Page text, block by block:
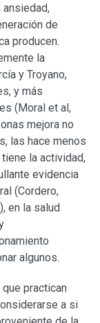
de
producen.
la
y Troyano,
y más
(Moral et al,
mejora no
las hace menos
la actividad,
evidencia
(Cordero,
en la salud
algunos.
practican
a si